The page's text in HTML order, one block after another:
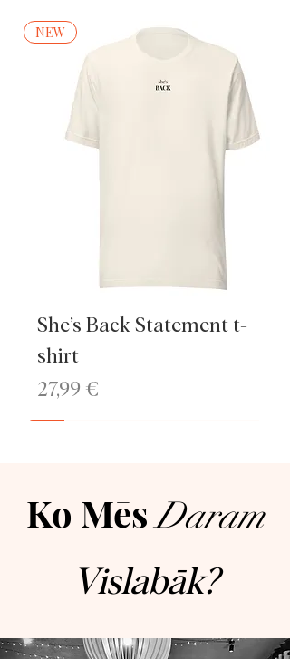
NEW
She’s Back Statement t-
shirt
Cena
27,99 €
Ko MēsDaram
Vislabāk?